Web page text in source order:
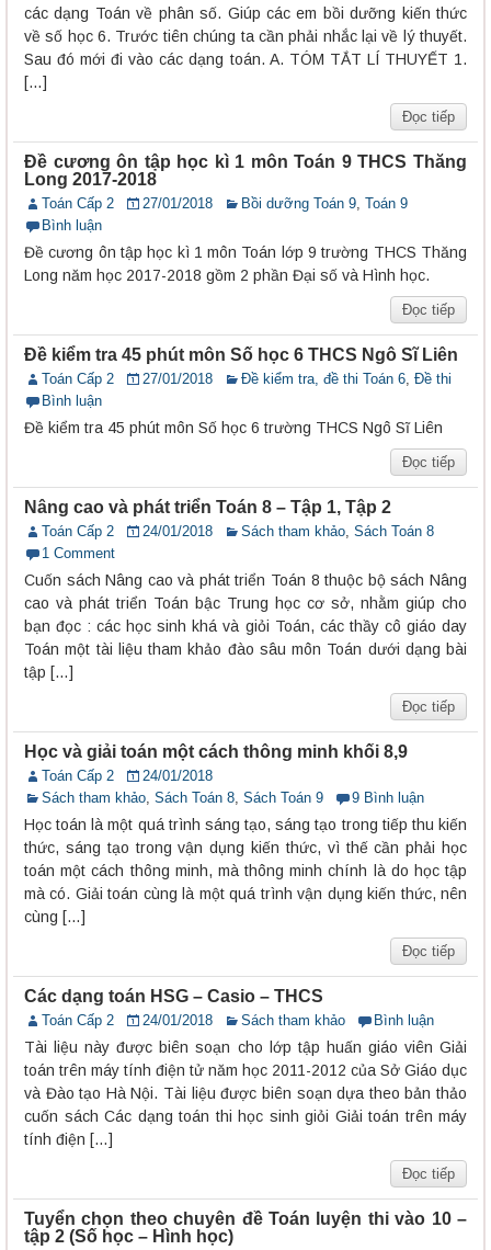
các dạng Toán về phân số. Giúp các em bồi dưỡng kiến thức
về số học 6. Trước tiên chúng ta cần phải nhắc lại về lý thuyết.
Sau đó mới đi vào các dạng toán. A. TÓM TẮT LÍ THUYẾT 1.
[…]
Đọc tiếp
Đề cương ôn tập học kì 1 môn Toán 9 THCS Thăng
Long 2017-2018
Toán Cấp 2 27/01/2018 Bồi dưỡng Toán 9 Toán 9
Bình luận
Đề cương ôn tập học kì 1 môn Toán lớp 9 trường THCS Thăng
Long năm học 2017-2018 gồm 2 phần Đại số và Hình học.
Đọc tiếp
Đề kiểm tra 45 phút môn Số học 6 THCS Ngô Sĩ Liên
Toán Cấp 2 27/01/2018 Đề kiểm tra, đề thi Toán 6 Đề thi
Bình luận
Đề kiểm tra 45 phút môn Số học 6 trường THCS Ngô Sĩ Liên
Đọc tiếp
Nâng cao và phát triển Toán 8 – Tập 1, Tập 2
Toán Cấp 2 24/01/2018 Sách tham khảo Sách Toán 8
1 Comment
Cuốn sách Nâng cao và phát triển Toán 8 thuộc bộ sách Nâng
cao và phát triển Toán bậc Trung học cơ sở, nhằm giúp cho
bạn đọc : các học sinh khá và giỏi Toán, các thầy cô giáo day
Toán một tài liệu tham khảo đào sâu môn Toán dưới dạng bài
tập […]
Đọc tiếp
Học và giải toán một cách thông minh khối 8,9
Toán Cấp 2
24/01/2018
Sách tham khảo Sách Toán 8 Sách Toán 9 9 Bình luận
Học toán là một quá trình sáng tạo, sáng tạo trong tiếp thu kiến
thức, sáng tạo trong vận dụng kiến thức, vì thế cần phải học
toán một cách thông minh, mà thông minh chính là do học tập
mà có. Giải toán cùng là một quá trình vận dụng kiến thức, nên
cùng […]
Đọc tiếp
Các dạng toán HSG – Casio – THCS
Toán Cấp 2 24/01/2018 Sách tham khảo Bình luận
Tài liệu này được biên soạn cho lớp tập huấn giáo viên Giải
toán trên máy tính điện tử năm học 2011-2012 của Sở Giáo dục
và Đào tạo Hà Nội. Tài liệu được biên soạn dựa theo bản thảo
cuốn sách Các dạng toán thi học sinh giỏi Giải toán trên máy
tính điện […]
Đọc tiếp
Tuyển chọn theo chuyên đề Toán luyện thi vào 10 –
tập 2 (Số học – Hình học)